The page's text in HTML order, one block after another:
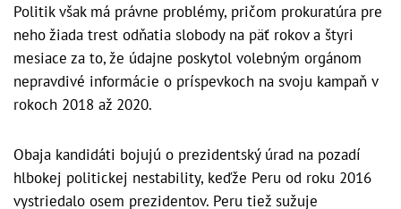
Politik však má právne problémy, pričom prokuratúra pre
neho žiada trest odňatia slobody na päť rokov a štyri
mesiace za to, že údajne poskytol volebným orgánom
nepravdivé informácie o príspevkoch na svoju kampaň v
rokoch 2018 až 2020.
Obaja kandidáti bojujú o prezidentský úrad na pozadí
hlbokej politickej nestability, keďže Peru od roku 2016
vystriedalo osem prezidentov. Peru tiež sužuje